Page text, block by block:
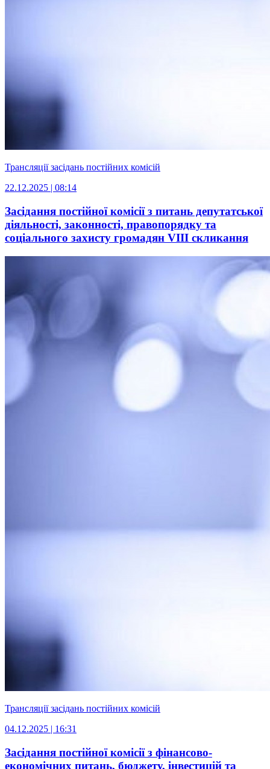
Трансляції засідань постійних комісій
22.12.2025 | 08:14
Засідання постійної комісії з питань депутатської
діяльності, законності, правопорядку та
соціального захисту громадян VІIІ скликання
Трансляції засідань постійних комісій
04.12.2025 | 16:31
Засідання постійної комісії з фінансово-
економічних питань, бюджету, інвестицій та